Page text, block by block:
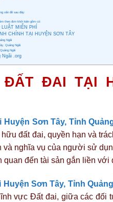
vấn đề sau đây:
theo đơn khởi kiện gồm có:
MIỄN PHÍ
CHÍNH TẠI HUYỆN SƠN TÂY
Ngãi
Quảng Ngãi
Ngãi
Ngãi .org
ĐAI TẠI
Huyện Sơn Tây, Tỉnh
đất đai, quyền hạn và
và nghĩa vụ của người sử
quan đến tài sản gắn liền với
Sơn Tây, Tỉnh
vực Đất đai, giữa các